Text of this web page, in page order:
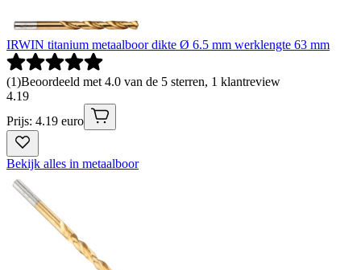
IRWIN titanium metaalboor dikte Ø 6.5 mm werklengte 63 mm
(1)Beoordeeld met 4.0 van de 5 sterren, 1 klantreview
4.19
Prijs: 4.19 euro
Bekijk alles in metaalboor